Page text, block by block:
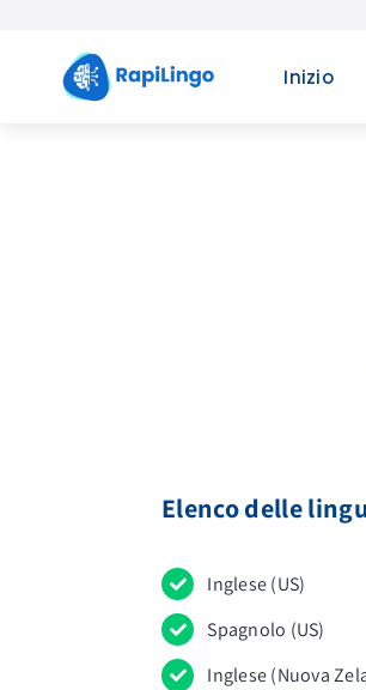
content
Inizio
Elenco delle
Inglese (US)
Spagnolo (US)
Inglese (Nuova